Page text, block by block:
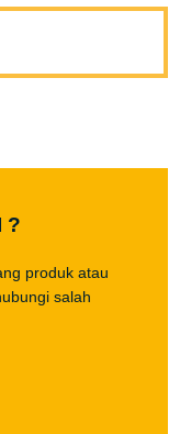
?
produk atau
salah